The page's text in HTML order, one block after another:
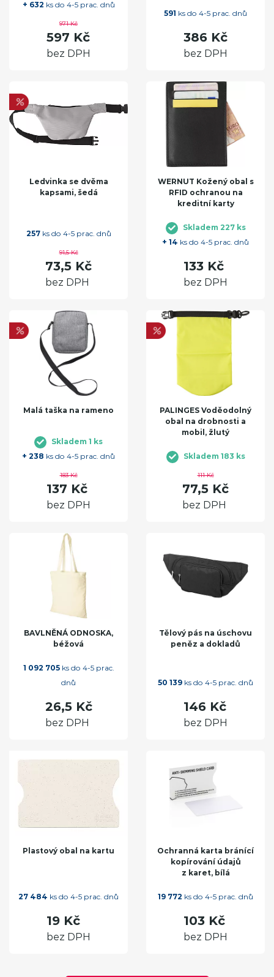
+ 632 ks do 4-5 prac. dnů
971 Kč
597 Kč
bez DPH
591 ks do 4-5 prac. dnů
386 Kč
bez DPH
Ledvinka se dvěma
kapsami, šedá
257ks do 4-5 prac. dnů
91,5 Kč
73,5 Kč
bez DPH
WERNUT Kožený obal s
RFID ochranou na
kreditní karty
Skladem 227 ks
+ 14 ks do 4-5 prac. dnů
133 Kč
bez DPH
Malá taška na rameno
Skladem 1 ks
+ 238 ks do 4-5 prac. dnů
183 Kč
137 Kč
bez DPH
PALINGES Voděodolný
obal na drobnosti a
mobil, žlutý
Skladem 183 ks
111 Kč
77,5 Kč
bez DPH
BAVLNĚNÁ ODNOSKA,
béžová
1 092 705ks do 4-5 prac.
dnů
26,5 Kč
bez DPH
Tělový pás na úschovu
peněz a dokladů
50 139 ks do 4-5 prac. dnů
146 Kč
bez DPH
Plastový obal na kartu
27 484 ks do 4-5 prac. dnů
19 Kč
bez DPH
Ochranná karta bránící
kopírování údajů
z karet, bílá
19 772 ks do 4-5 prac. dnů
103 Kč
bez DPH